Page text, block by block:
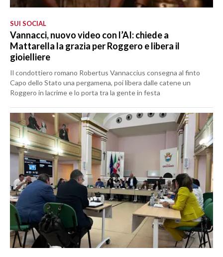
SUI SOCIAL
Vannacci, nuovo video con l’AI: chiede a
Mattarella la grazia per Roggero e libera il
gioielliere
Il condottiero romano Robertus Vannaccius consegna al finto
Capo dello Stato una pergamena, poi libera dalle catene un
Roggero in lacrime e lo porta tra la gente in festa